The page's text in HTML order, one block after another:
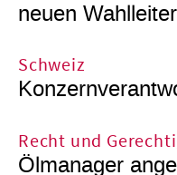
neuen Wahlleiter
Schweiz
Recht und
Ölmanager